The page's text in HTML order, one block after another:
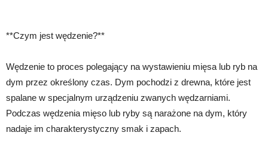
**Czym jest wędzenie?**
Wędzenie to proces polegający na wystawieniu mięsa lub ryb na
dym przez określony czas. Dym pochodzi z drewna, które jest
spalane w specjalnym urządzeniu zwanych wędzarniami.
Podczas wędzenia mięso lub ryby są narażone na dym, który
nadaje im charakterystyczny smak i zapach.